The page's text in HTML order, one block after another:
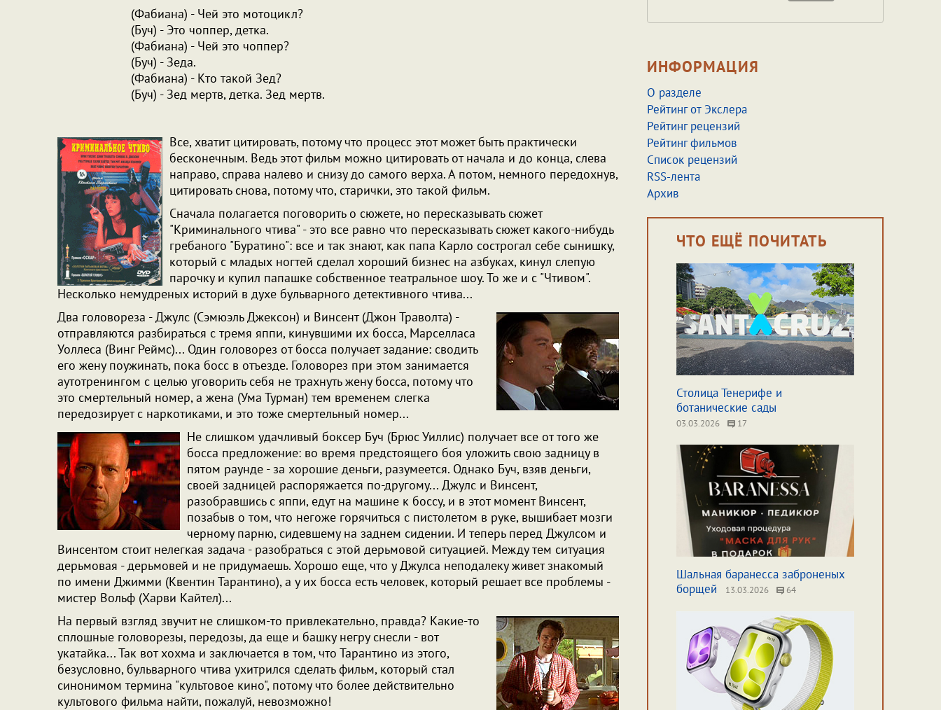
(Фабиана) - Чей это мотоцикл?
(Буч) - Это чоппер, детка.
(Фабиана) - Чей это чоппер?
(Буч) - Зеда.
(Фабиана) - Кто такой Зед?
(Буч) - Зед мертв, детка. Зед мертв.
Все, хватит цитировать, потому что процесс этот может быть практически
бесконечным. Ведь этот фильм можно цитировать от начала и до конца, слева
направо, справа налево и снизу до самого верха. А потом, немного передохнув,
цитировать снова, потому что, старички, это такой фильм.
Сначала полагается поговорить о сюжете, но пересказывать сюжет
"Криминального чтива" - это все равно что пересказывать сюжет какого-нибудь
гребаного "Буратино": все и так знают, как папа Карло сострогал себе сынишку,
который с младых ногтей сделал хороший бизнес на азбуках, кинул слепую
парочку и купил папашке собственное театральное шоу. То же и с "Чтивом".
Несколько немудреных историй в духе бульварного детективного чтива...
Два головореза - Джулс (Сэмюэль Джексон) и Винсент (Джон Траволта) -
отправляются разбираться с тремя яппи, кинувшими их босса, Марселласа
Уоллеса (Винг Реймс)... Один головорез от босса получает задание: сводить
его жену поужинать, пока босс в отъезде. Головорез при этом занимается
аутотренингом с целью уговорить себя не трахнуть жену босса, потому что
это смертельный номер, а жена (Ума Турман) тем временем слегка
передозирует с наркотиками, и это тоже смертельный номер...
Не слишком удачливый боксер Буч (Брюс Уиллис) получает все от того же
босса предложение: во время предстоящего боя уложить свою задницу в
пятом раунде - за хорошие деньги, разумеется. Однако Буч, взяв деньги,
своей задницей распоряжается по-другому... Джулс и Винсент,
разобравшись с яппи, едут на машине к боссу, и в этот момент Винсент,
позабыв о том, что негоже горячиться с пистолетом в руке, вышибает мозги
черному парню, сидевшему на заднем сидении. И теперь перед Джулсом и
Винсентом стоит нелегкая задача - разобраться с этой дерьмовой ситуацией. Между тем ситуация
дерьмовая - дерьмовей и не придумаешь. Хорошо еще, что у Джулса неподалеку живет знакомый
по имени Джимми (Квентин Тарантино), а у их босса есть человек, который решает все проблемы -
мистер Вольф (Харви Кайтел)...
На первый взгляд звучит не слишком-то привлекательно, правда? Какие-то
сплошные головорезы, передозы, да еще и башку негру снесли - вот
укатайка... Так вот хохма и заключается в том, что Тарантино из этого,
безусловно, бульварного чтива ухитрился сделать фильм, который стал
синонимом термина "культовое кино", потому что более действительно
культового фильма найти, пожалуй, невозможно!
ИНФОРМАЦИЯ
О разделе
Рейтинг от Экслера
Рейтинг рецензий
Рейтинг фильмов
Список рецензий
RSS-лента
Архив
ЧТО ЕЩЁ ПОЧИТАТЬ
Столица Тенерифе и
ботанические сады
03.03.2026 17
Шальная баранесса заброненых
борщей
13.03.2026 64